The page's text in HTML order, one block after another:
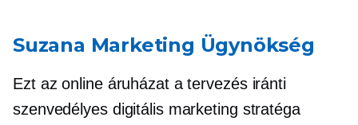
Suzana Marketing Ügynökség
Ezt az online áruházat a tervezés iránti
szenvedélyes digitális marketing stratéga